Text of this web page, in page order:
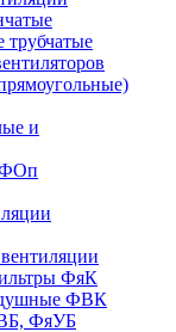
и
ФОп
ФяК
ФВК
ФяУБ